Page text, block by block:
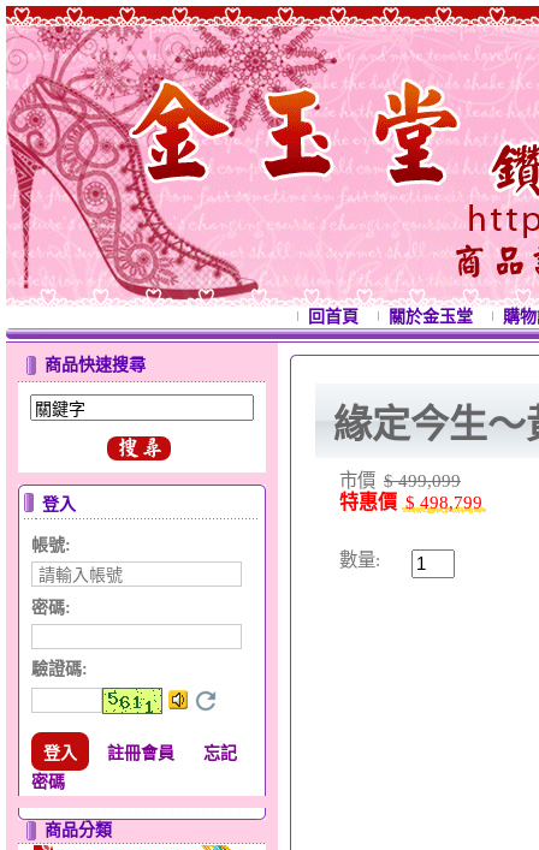
回首頁 關於金玉堂 購
商品快速搜尋
登入
帳號:
密碼:
驗證碼:
註冊會員
忘記
密碼
商品分類
緣定今生～
市價 $ 499,099
特惠價 $ 498,799
數量: